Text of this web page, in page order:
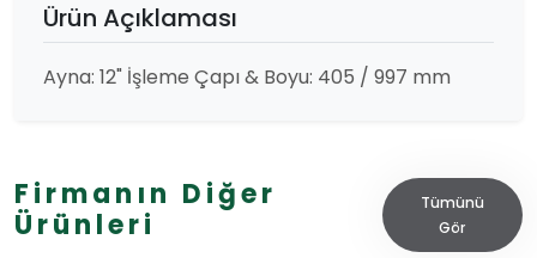
Ürün Açıklaması
Ayna: 12" İşleme Çapı & Boyu: 405 / 997 mm
Firmanın Diğer
Ürünleri
Tümünü
Gör